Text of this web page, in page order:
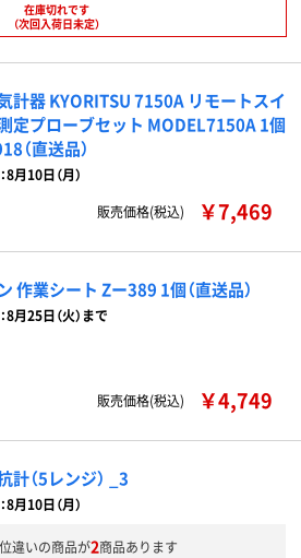
在庫切れです
（次回入荷日未定）
計器 KYORITSU 7150A リモートスイ
定プローブセット MODEL7150A 1個
（直送品）
8月10日（月）
販売価格(税込)
￥7,469
作業シート Zー389 1個（直送品）
8月25日（火）まで
販売価格(税込) ￥4,749
計（5レンジ） _3
8月10日（月）
違いの商品が2商品あります